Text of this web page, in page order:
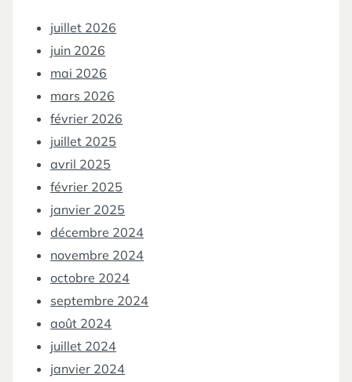
juillet 2026
juin 2026
mai 2026
mars 2026
février 2026
juillet 2025
avril 2025
février 2025
janvier 2025
décembre 2024
novembre 2024
octobre 2024
septembre 2024
août 2024
juillet 2024
janvier 2024